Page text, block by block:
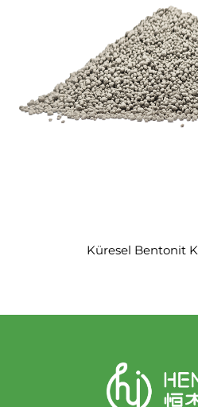
Küresel Bentonit